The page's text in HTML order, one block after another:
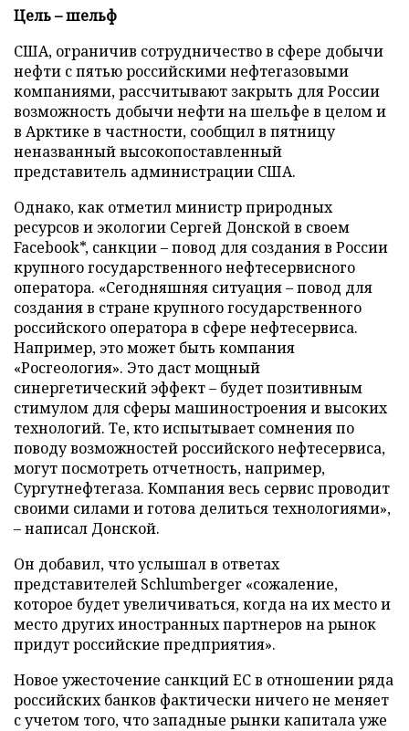
Цель–шельф
США, ограничив сотрудничество в сфере добычи
нефти с пятью российскими нефтегазовыми
компаниями, рассчитывают закрыть для России
возможность добычи нефти на шельфе в целом и
в Арктике в частности, сообщил в пятницу
неназванный высокопоставленный
представитель администрации США.
Однако, как отметил министр природных
ресурсов и экологии Сергей Донской в своем
Facebook*, санкции – повод для создания в России
крупного государственного нефтесервисного
оператора. «Сегодняшняя ситуация – повод для
создания в стране крупного государственного
российского оператора в сфере нефтесервиса.
Например, это может быть компания
«Росгеология». Это даст мощный
синергетический эффект – будет позитивным
стимулом для сферы машиностроения и высоких
технологий. Те, кто испытывает сомнения по
поводу возможностей российского нефтесервиса,
могут посмотреть отчетность, например,
Сургутнефтегаза. Компания весь сервис проводит
своими силами и готова делиться технологиями»,
– написал Донской.
Он добавил, что услышал в ответах
представителей Schlumberger «сожаление,
которое будет увеличиваться, когда на их место и
место других иностранных партнеров на рынок
придут российские предприятия».
Новое ужесточение санкций ЕС в отношении ряда
российских банков фактически ничего не меняет
с учетом того, что западные рынки капитала уже